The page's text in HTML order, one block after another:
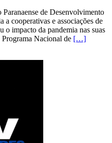
de Desenvolvimento
a cooperativas e associações de
o impacto da pandemia nas suas
Nacional de […]